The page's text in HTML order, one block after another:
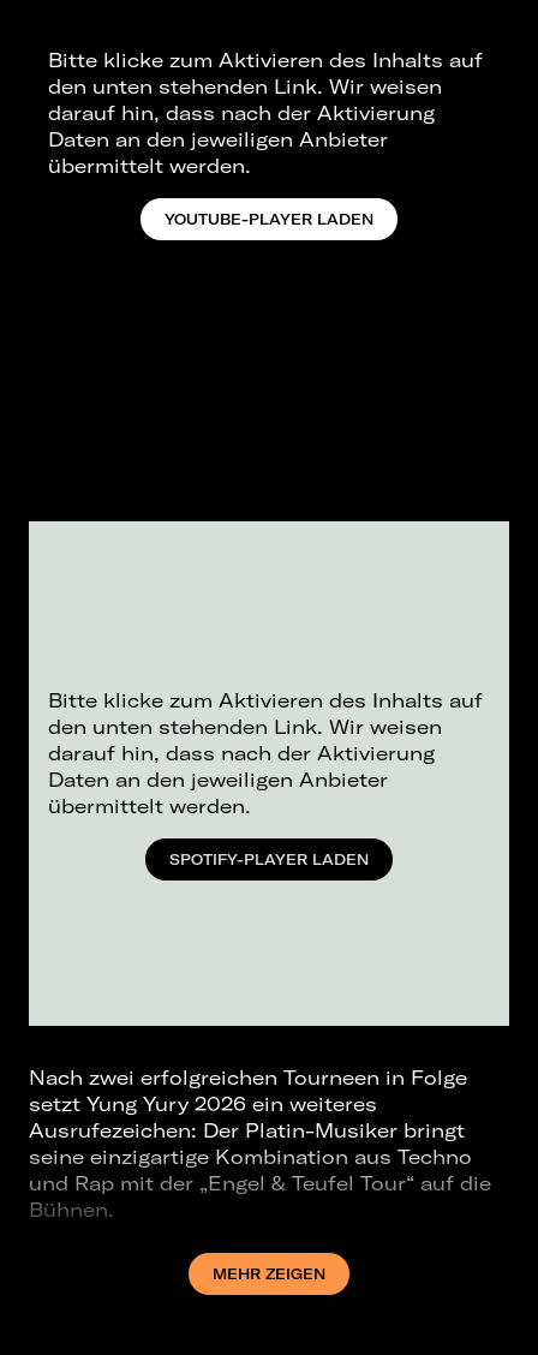
Bitte klicke zum Aktivieren des Inhalts auf
den unten stehenden Link. Wir weisen
darauf hin, dass nach der Aktivierung
Daten an den jeweiligen Anbieter
übermittelt werden.
YOUTUBE-PLAYER LADEN
Bitte klicke zum Aktivieren des Inhalts auf
den unten stehenden Link. Wir weisen
darauf hin, dass nach der Aktivierung
Daten an den jeweiligen Anbieter
übermittelt werden.
SPOTIFY-PLAYER LADEN
Nach zwei erfolgreichen Tourneen in Folge
setzt Yung Yury 2026 ein weiteres
Ausrufezeichen: Der Platin-Musiker bringt
seine einzigartige Kombination aus Techno
und Rap mit der „Engel & Teufel Tour“ auf die
Bühnen.
Bereits 2024 überzeugte er mit der
deutschlandweit ausverkauften Matheo-Tour,
MEHR ZEIGEN